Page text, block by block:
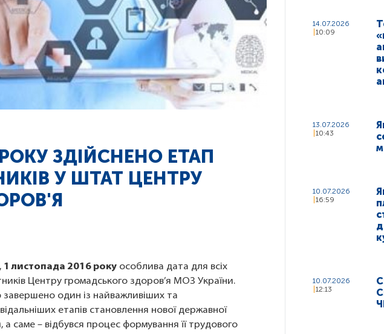
ЗДІЙСНЕНО ЕТАП
У ШТАТ ЦЕНТРУ
1 листопада 2016 року особлива дата для всіх
Центру громадського здоров’я МОЗ України.
завершено один із найважливіших та
етапів становлення нової державної
а саме – відбувся процес формування її трудового
14.07.2026
10:09
13.07.2026
10:43
10.07.2026
16:59
10.07.2026
12:13